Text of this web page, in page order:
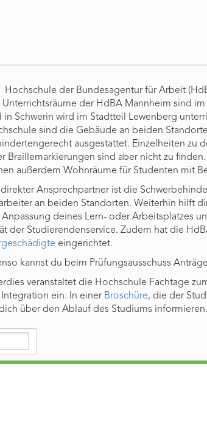
Hochschule der Bundesagentur für Arbeit
Unterrichtsräume der HdBA Mannheim sind
in Schwerin wird im Stadtteil Lewenberg
sind die Gebäude an beiden
ausgestattet. Einzelheiten zu
Braillemarkierungen sind aber nicht zu
außerdem Wohnräume für Studenten mit
Ansprechpartner ist die
an beiden Standorten. Weiterhin hilft
Anpassung deines Lern- oder Arbeitsplatzes
der Studierendenservice. Zudem hat die
eingerichtet.
kannst du beim Prüfungsausschuss
veranstaltet die Hochschule Fachtage
ein. In einer Broschüre, die der
über den Ablauf des Studiums informieren.